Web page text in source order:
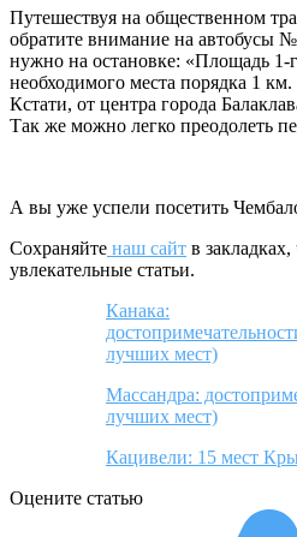
Путешествуя на общественном
обратите внимание на
нужно на остановке: «Площадь 1-
необходимого места порядка 1
Кстати, от центра города
Так же можно легко преодолеть
А вы уже успели посетить
Сохраняйте наш сайт в
увлекательные статьи.
Канака:
лучших мест)
Массандра:
лучших мест)
Кацивели: 15 мест
Оцените статью